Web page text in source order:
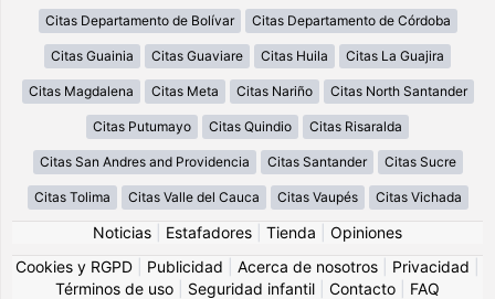
Citas Departamento de Bolívar Citas Departamento de Córdoba
Citas Guainia Citas Guaviare Citas Huila Citas La Guajira
Citas Magdalena Citas Meta Citas Nariño Citas North Santander
Citas Putumayo Citas Quindio Citas Risaralda
Citas San Andres and Providencia Citas Santander Citas Sucre
Citas Tolima Citas Valle del Cauca Citas Vaupés Citas Vichada
Noticias Estafadores Tienda
Opiniones
Cookies y RGPD
Publicidad Acerca de nosotros Privacidad
Términos de uso
Seguridad infantil Contacto FAQ